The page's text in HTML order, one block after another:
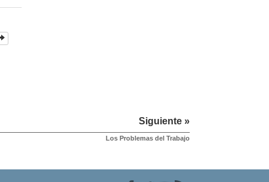
Siguiente »
Los Problemas del Trabajo